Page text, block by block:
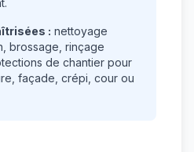
: nettoyage
brossage, rinçage
de chantier pour
façade, crépi, cour ou